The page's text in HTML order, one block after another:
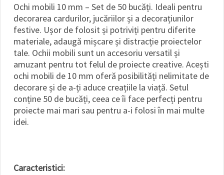
Ochi mobili 10 mm – Set de 50 bucăți. Ideali pentru
decorarea cardurilor, jucăriilor și a decorațiunilor
festive. Ușor de folosit și potriviți pentru diferite
materiale, adaugă mișcare și distracție proiectelor
tale. Ochii mobili sunt un accesoriu versatil și
amuzant pentru tot felul de proiecte creative. Acești
ochi mobili de 10 mm oferă posibilități nelimitate de
decorare și de a-ți aduce creațiile la viață. Setul
conține 50 de bucăți, ceea ce îi face perfecți pentru
proiecte mai mari sau pentru a-i folosi în mai multe
idei.
Caracteristici: